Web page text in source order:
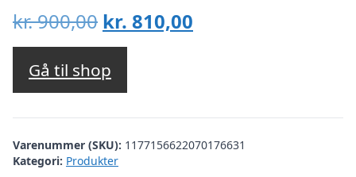
kr.900,00 Den
oprindelige
pris
var:
kr. 900,00.
kr. 810,00
kr. 810,00.
Gå til shop
Varenummer (SKU): 1177156622070176631
Kategori: Produkter